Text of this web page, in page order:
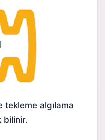
tekleme algılama
bilinir.